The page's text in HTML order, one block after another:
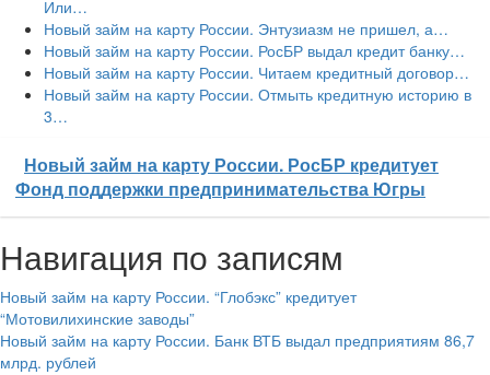
Или…
Новый займ на карту России. Энтузиазм не пришел, а…
Новый займ на карту России. РосБР выдал кредит банку…
Новый займ на карту России. Читаем кредитный договор…
Новый займ на карту России. Отмыть кредитную историю в
3…
Новый займ на карту России. РосБР кредитует
Фонд поддержки предпринимательства Югры
Навигация по записям
Новый займ на карту России. “Глобэкс” кредитует
“Мотовилихинские заводы”
Новый займ на карту России. Банк ВТБ выдал предприятиям 86,7
млрд. рублей